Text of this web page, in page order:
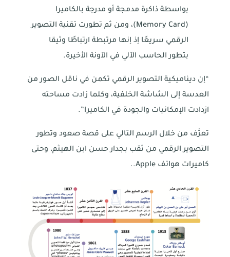
بواسطة ذاكرة مدمجة أو مدرجة بالكاميرا
(Memory Card)، ومن ثم تطورت تقنية التصوير
الرقمي سريعًا إذ إنها مرتبطة ارتباطًا وثيقا
بتطور الحاسب الآلي في الآونة الأخيرة.
“إن ديناميكية التصوير الرقمي تكمن في ناقل الصور من
العدسة إلى الشاشة الخلفية، وكلما زادت مساحته
ازدادت الإمكانيات والجودة في الكاميرا”.
تعرَّف من خلال الرسم التالي على قصة صعود وتطور
التصوير الرقمي من ثقب بجدار حسن ابن الهيثم، وحتى
كاميرات هواتف Apple..